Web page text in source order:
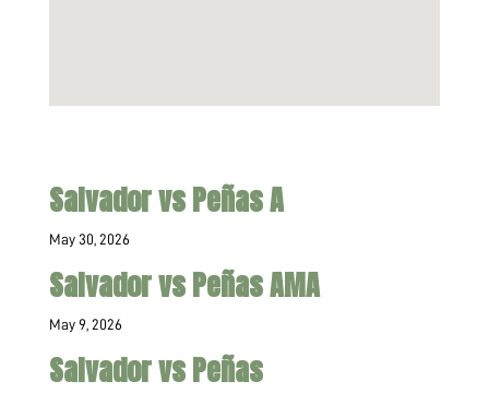
Salvador vs Peñas A
May 30, 2026
Salvador vs Peñas AMA
May 9, 2026
Salvador vs Peñas